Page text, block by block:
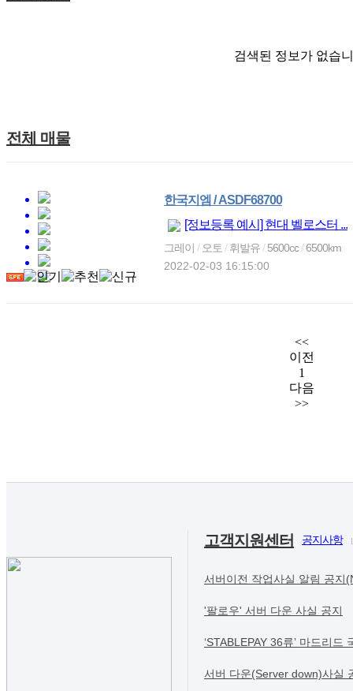
검색된 정보가 없습
전체 매물
한국지엠 / ASDF68700
[정보등록 예시] 현대 벨로스터 ...
그레이 /오토 /휘발유 /5600cc/6500km
2022-02-03 16:15:00
<<
이전
1
다음
>>
고객지원센터 공지사항 l
서버이전 작업사실 알림 공지
'팔로우' 서버 다운 사실 공지
‘STABLEPAY 36류’ 마드리
서버 다운(Server down)사실